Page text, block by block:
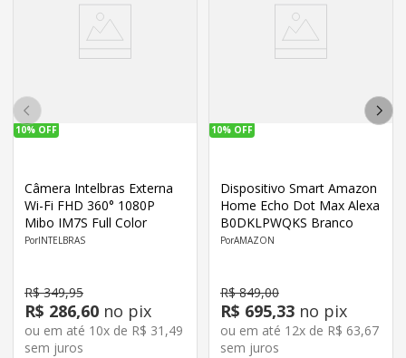
10% OFF
Câmera Intelbras Externa
Wi-Fi FHD 360° 1080P
Mibo IM7S Full Color
INTELBRAS
R$ 349,95
R$ 286,60 no pix
ou em até 10x de R$ 31 ,49
sem juros
10% OFF
Dispositivo Smart Amazon
Home Echo Dot Max Alexa
B0DKLPWQKS Branco
AMAZON
R$ 849,00
R$ 695,33 no pix
ou em até 12x de R$ 63,67
sem juros